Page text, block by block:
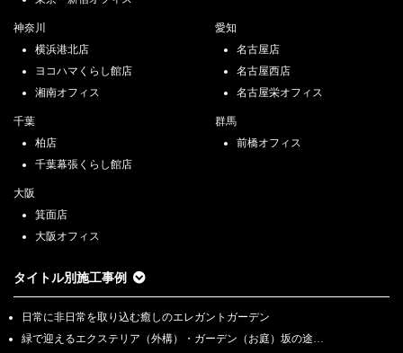
千葉
柏店
千葉幕張くらし館店
群馬
前橋オフィス
愛知
名古屋店
名古屋西店
名古屋栄オフィス
神奈川
横浜港北店
ヨコハマくらし館店
湘南オフィス
大阪
箕面店
大阪オフィス
タイトル別施工事例
日常に非日常を取り込む癒しのエレガントガーデン
緑で迎えるエクステリア（外構）・ガーデン（お庭）坂の途…